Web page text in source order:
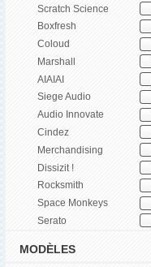
Scratch Science
Boxfresh
Coloud
Marshall
AIAIAI
Siege Audio
Audio Innovate
Cindez
Merchandising
Dissizit !
Rocksmith
Space Monkeys
Serato
MODÈLES